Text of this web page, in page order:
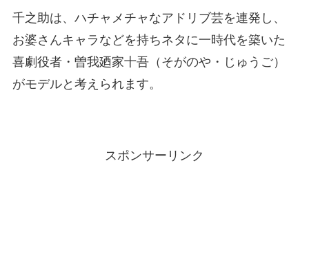
千之助は、ハチャメチャなアドリブ芸を連発し、
お婆さんキャラなどを持ちネタに一時代を築いた
喜劇役者・曽我廼家十吾（そがのや・じゅうご）
がモデルと考えられます。
スポンサーリンク